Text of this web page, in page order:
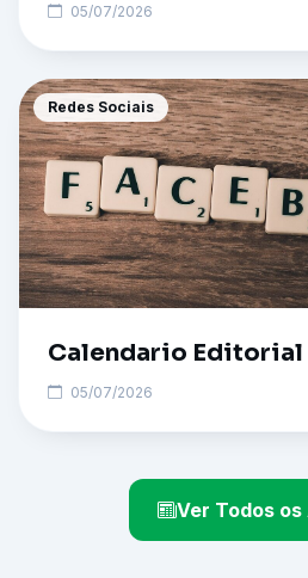
05/07/2026
Redes Sociais
Calendario Editorial
05/07/2026
Ver Todos